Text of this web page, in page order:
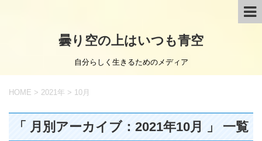
曇り空の上はいつも青空
自分らしく生きるためのメディア
HOME > 2021年 > 10月
「 月別アーカイブ：2021年10月 」 一覧